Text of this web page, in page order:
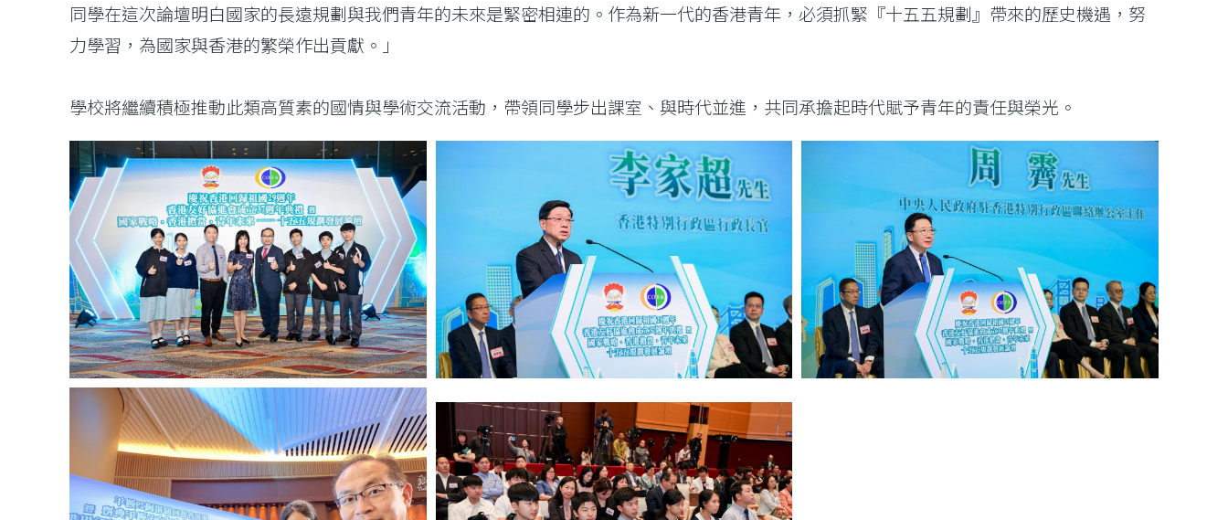
同學在這次論壇明白國家的長遠規劃與我們青年的未來是緊密相連的。作為新一代的香港青年，必須抓緊『十五五規劃』帶來的歷史機遇，努
力學習，為國家與香港的繁榮作出貢獻。」
學校將繼續積極推動此類高質素的國情與學術交流活動，帶領同學步出課室、與時代並進，共同承擔起時代賦予青年的責任與榮光。